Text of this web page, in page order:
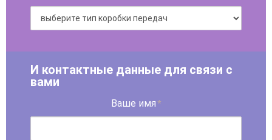
И контактные данные для связи с
вами
Ваше имя *